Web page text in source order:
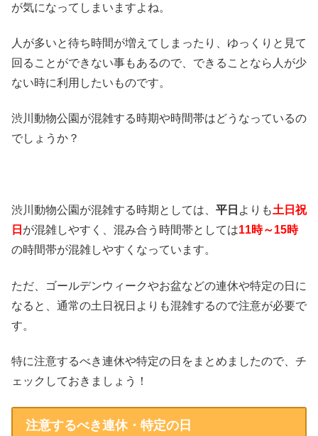
が気になってしまいますよね。
人が多いと待ち時間が増えてしまったり、ゆっくりと見て
回ることができない事もあるので、できることなら人が少
ない時に利用したいものです。
渋川動物公園が混雑する時期や時間帯はどうなっているの
でしょうか？
渋川動物公園が混雑する時期としては、 平日 よりも土日祝
日 が混雑しやすく、混み合う時間帯としては11時～15時
の時間帯が混雑しやすくなっています。
ただ、ゴールデンウィークやお盆などの連休や特定の日に
なると、通常の土日祝日よりも混雑するので注意が必要で
す。
特に注意するべき連休や特定の日をまとめましたので、チ
ェックしておきましょう！
注意するべき連休・特定の日